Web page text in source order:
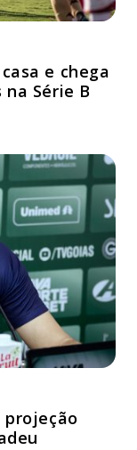
e chega
Série B
projeção